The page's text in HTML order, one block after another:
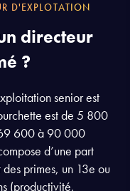
D'EXPLOTATION
directeur
?
senior est
est de 5 800
600 à 90 000
d’une part
primes, un 13e ou
(productivité,